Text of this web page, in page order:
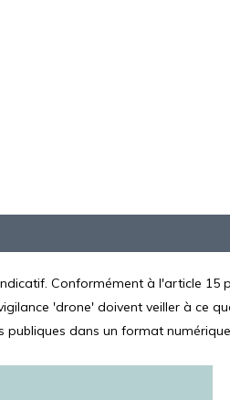
Conformément à l'article 15
'drone' doivent veiller à ce
dans un format